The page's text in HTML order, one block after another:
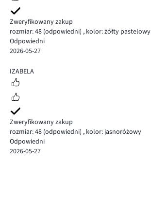
Zweryfikowany zakup
rozmiar: 48 (odpowiedni) , kolor: żółty pastelowy
Odpowiedni
2026-05-27
5
IZABELA
Zweryfikowany zakup
rozmiar: 48 (odpowiedni) , kolor: jasnoróżowy
Odpowiedni
2026-05-27